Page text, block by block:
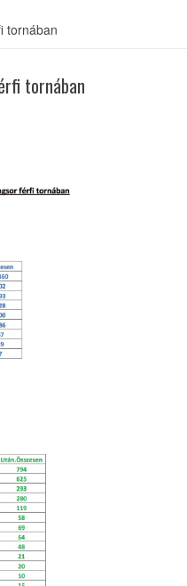
tornában
tornában